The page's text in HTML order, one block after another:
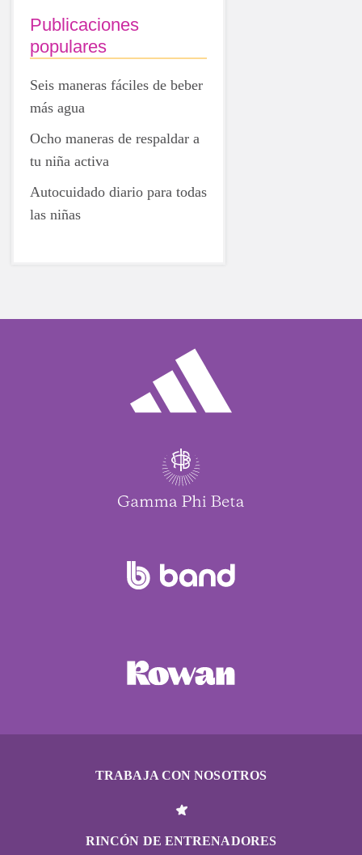
Publicaciones
populares
Seis maneras fáciles de beber
más agua
Ocho maneras de respaldar a
tu niña activa
Autocuidado diario para todas
las niñas
TRABAJA CON NOSOTROS
RINCÓN DE ENTRENADORES